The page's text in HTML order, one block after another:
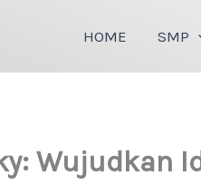
HOME SMP
Wujudkan